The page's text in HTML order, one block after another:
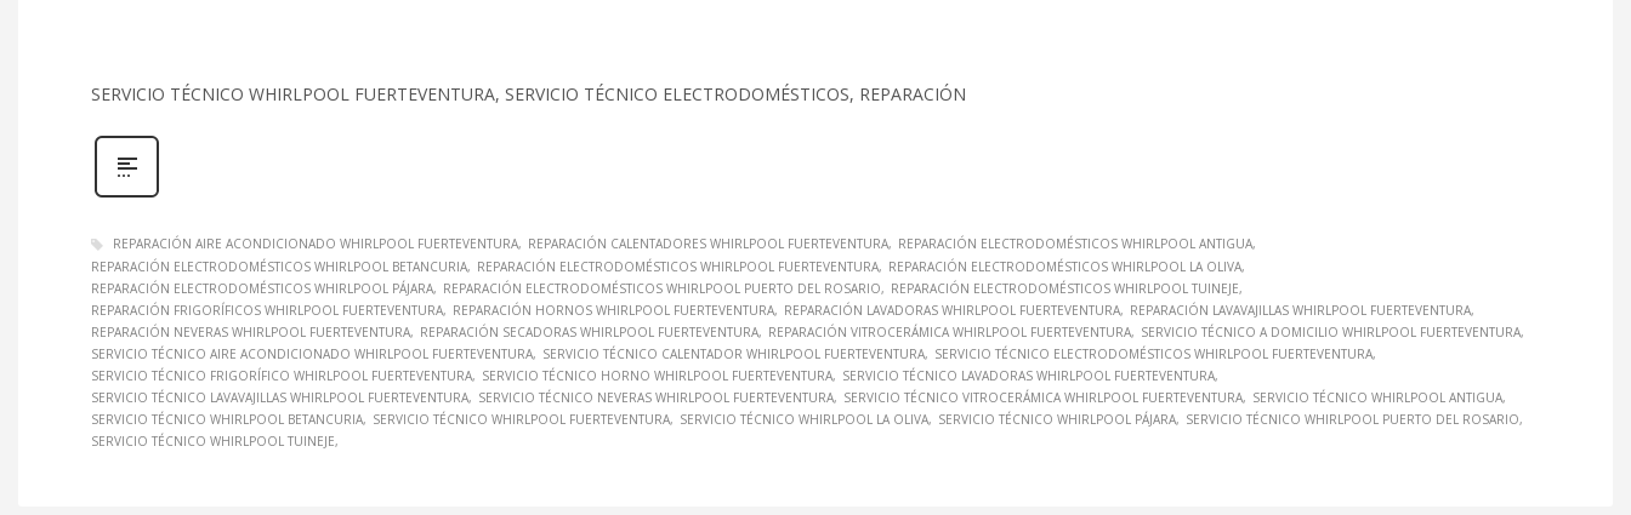
SERVICIO TÉCNICO WHIRLPOOL FUERTEVENTURA, SERVICIO TÉCNICO ELECTRODOMÉSTICOS, REPARACIÓN
REPARACIÓN AIRE ACONDICIONADO WHIRLPOOL FUERTEVENTURA REPARACIÓN CALENTADORES WHIRLPOOL FUERTEVENTURA
REPARACIÓN ELECTRODOMÉSTICOS WHIRLPOOL ANTIGUA
REPARACIÓN ELECTRODOMÉSTICOS WHIRLPOOL BETANCURIA
REPARACIÓN ELECTRODOMÉSTICOS WHIRLPOOL FUERTEVENTURA
REPARACIÓN ELECTRODOMÉSTICOS WHIRLPOOL LA OLIVA
REPARACIÓN ELECTRODOMÉSTICOS WHIRLPOOL PÁJARA
REPARACIÓN ELECTRODOMÉSTICOS WHIRLPOOL PUERTO DEL ROSARIO
REPARACIÓN ELECTRODOMÉSTICOS WHIRLPOOL TUINEJE
REPARACIÓN FRIGORÍFICOS WHIRLPOOL FUERTEVENTURA
REPARACIÓN HORNOS WHIRLPOOL FUERTEVENTURA REPARACIÓN LAVADORAS WHIRLPOOL FUERTEVENTURA
REPARACIÓN LAVAVAJILLAS WHIRLPOOL FUERTEVENTURA
REPARACIÓN NEVERAS WHIRLPOOL FUERTEVENTURA
REPARACIÓN SECADORAS WHIRLPOOL FUERTEVENTURA REPARACIÓN VITROCERÁMICA WHIRLPOOL FUERTEVENTURA
SERVICIO TÉCNICO A DOMICILIO WHIRLPOOL FUERTEVENTURA
SERVICIO TÉCNICO AIRE ACONDICIONADO WHIRLPOOL FUERTEVENTURA
SERVICIO TÉCNICO CALENTADOR WHIRLPOOL FUERTEVENTURA
SERVICIO TÉCNICO ELECTRODOMÉSTICOS WHIRLPOOL FUERTEVENTURA
SERVICIO TÉCNICO FRIGORÍFICO WHIRLPOOL FUERTEVENTURA
SERVICIO TÉCNICO HORNO WHIRLPOOL FUERTEVENTURA
SERVICIO TÉCNICO LAVADORAS WHIRLPOOL FUERTEVENTURA
SERVICIO TÉCNICO LAVAVAJILLAS WHIRLPOOL FUERTEVENTURA
SERVICIO TÉCNICO NEVERAS WHIRLPOOL FUERTEVENTURA SERVICIO TÉCNICO VITROCERÁMICA WHIRLPOOL FUERTEVENTURA
SERVICIO TÉCNICO WHIRLPOOL ANTIGUA
SERVICIO TÉCNICO WHIRLPOOL BETANCURIA
SERVICIO TÉCNICO WHIRLPOOL FUERTEVENTURA SERVICIO TÉCNICO WHIRLPOOL LA OLIVA SERVICIO TÉCNICO WHIRLPOOL PÁJARA
SERVICIO TÉCNICO WHIRLPOOL PUERTO DEL ROSARIO
SERVICIO TÉCNICO WHIRLPOOL TUINEJE